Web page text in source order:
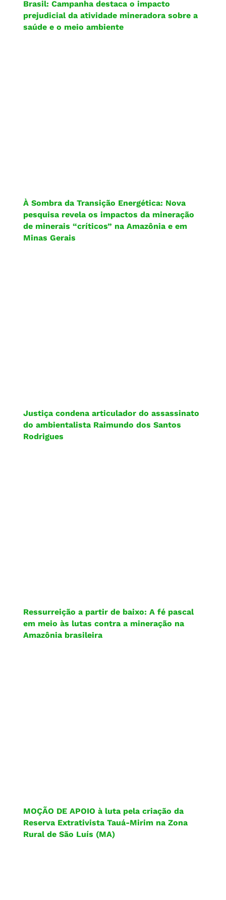
Brasil: Campanha destaca o impacto
prejudicial da atividade mineradora sobre a
saúde e o meio ambiente
À Sombra da Transição Energética: Nova
pesquisa revela os impactos da mineração
de minerais “críticos” na Amazônia e em
Minas Gerais
Justiça condena articulador do assassinato
do ambientalista Raimundo dos Santos
Rodrigues
Ressurreição a partir de baixo: A fé pascal
em meio às lutas contra a mineração na
Amazônia brasileira
MOÇÃO DE APOIO à luta pela criação da
Reserva Extrativista Tauá-Mirim na Zona
Rural de São Luís (MA)